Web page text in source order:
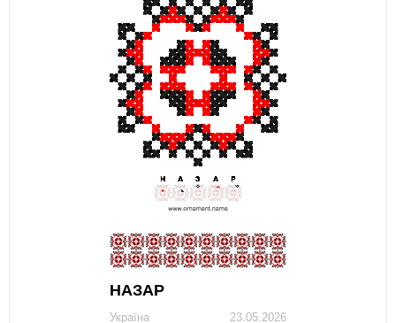
НАЗАР
23.05.2026
Україна